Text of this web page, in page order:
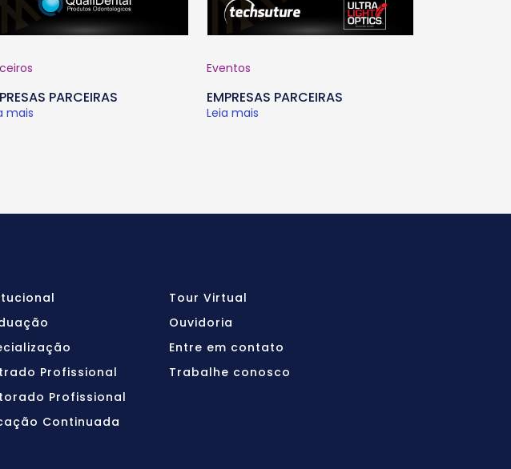
PARCEIRAS
mais
Eventos
EMPRESAS PARCEIRAS
Leia mais
Profissional
Profissional
Continuada
Tour Virtual
Ouvidoria
Entre em contato
Trabalhe conosco